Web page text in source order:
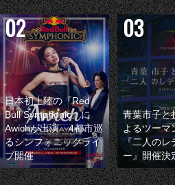
日本初上陸の『Red
Bull Symphonic』に
Awichが出演 4都市巡
るシンフォニックライ
ブ開催
青葉市子と
よるツーマ
『二人のレ
ー』開催決